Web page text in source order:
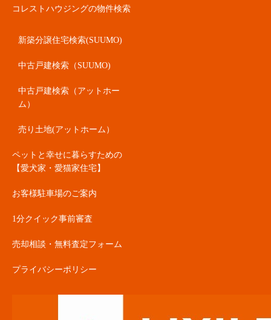
コレストハウジングの物件検索
新築分譲住宅検索(SUUMO)
中古戸建検索（SUUMO)
中古戸建検索（アットホー
ム）
売り土地(アットホーム）
ペットと幸せに暮らすための
【愛犬家・愛猫家住宅】
お客様駐車場のご案内
1分クイック事前審査
売却相談・無料査定フォーム
プライバシーポリシー